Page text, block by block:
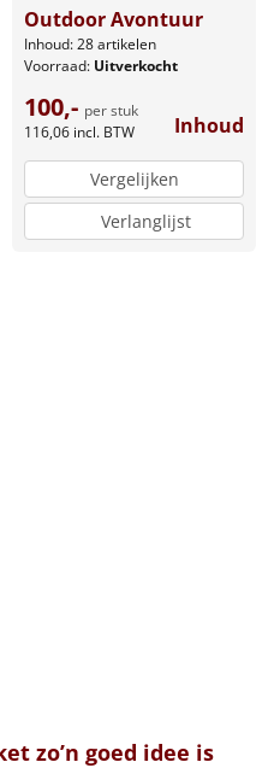
Outdoor Avontuur
Inhoud: 28 artikelen
Voorraad: Uitverkocht
100,- per stuk
116,06 incl. BTW Inhoud
Vergelijken
Verlanglijst
zo’n goed idee is